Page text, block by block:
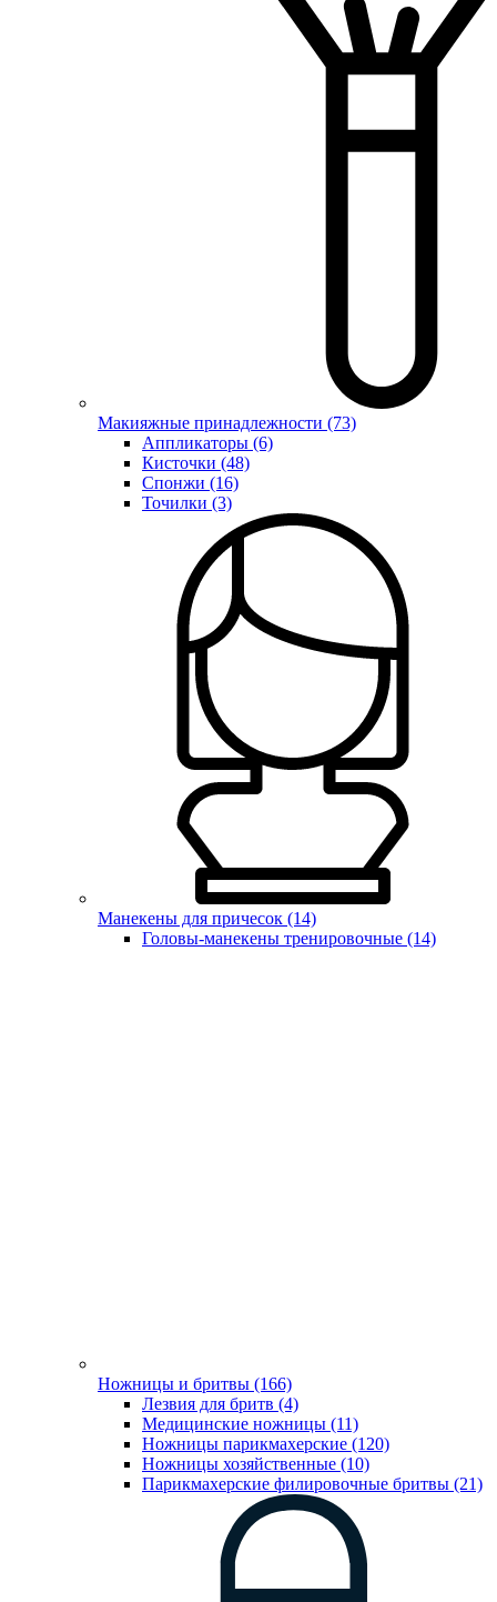
Макияжные принадлежности (73)
Аппликаторы (6)
Кисточки (48)
Спонжи (16)
Точилки (3)
Манекены для причесок (14)
Головы-манекены тренировочные (14)
Ножницы и бритвы (166)
Лезвия для бритв (4)
Медицинские ножницы (11)
Ножницы парикмахерские (120)
Ножницы хозяйственные (10)
Парикмахерские филировочные бритвы (21)